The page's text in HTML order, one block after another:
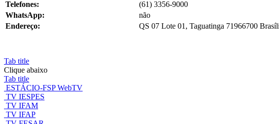
Telefones:
(61) 3356-9000
WhatsApp:
não
Endereço:
QS 07 Lote 01, Taguatinga 71966700
Tab title
Clique abaixo
Tab title
ESTÁCIO-FSP WebTV
TV IESPES
TV IFAM
TV IFAP